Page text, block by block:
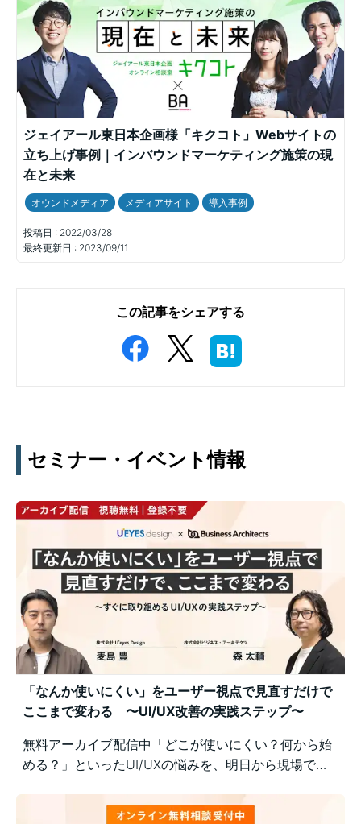
ジェイアール東日本企画様「キクコト」Webサイトの
立ち上げ事例｜インバウンドマーケティング施策の現
在と未来
オウンドメディア メディアサイト 導入事例
投稿日 : 2022/03/28
最終更新日 : 2023/09/11
この記事をシェアする
セミナー・イベント情報
「なんか使いにくい」をユーザー視点で見直すだけで
ここまで変わる 〜UI/UX改善の実践ステップ〜
無料アーカイブ配信中「どこが使いにくい？何から始
める？」といったUI/UXの悩みを、明日から現場で実
の意識差に悩む方にもおすすめの実践型セミナーで